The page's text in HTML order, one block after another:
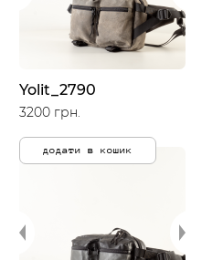
Yolit_2790
3200 грн.
додати в кошик